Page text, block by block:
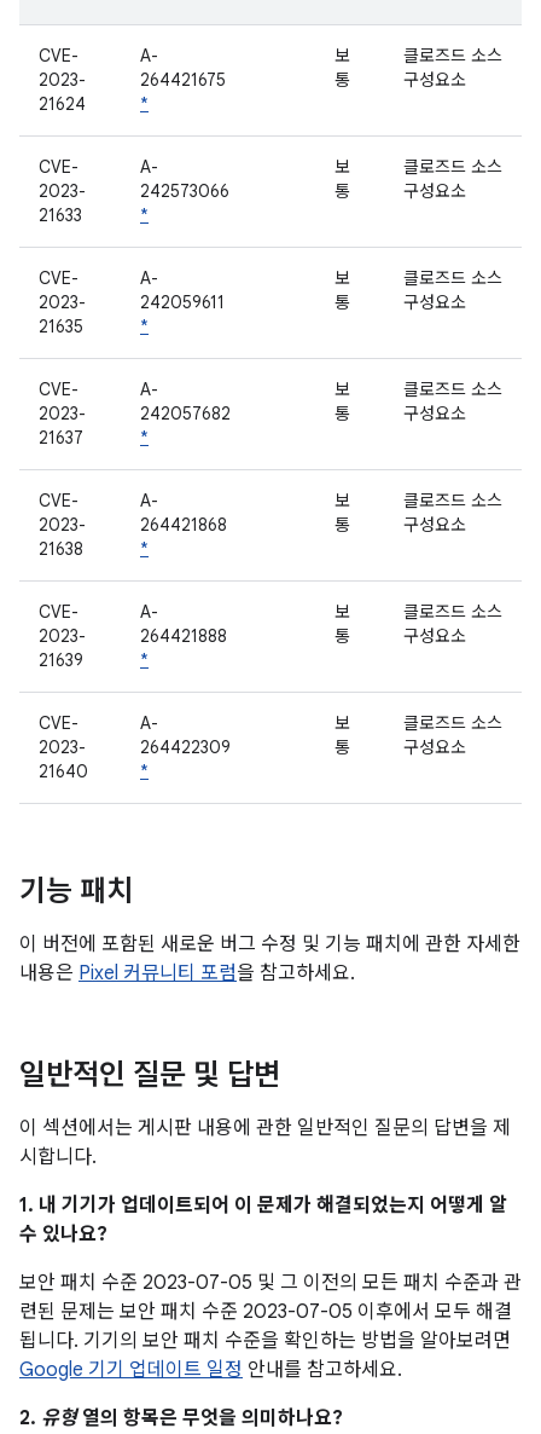
CVE-
2023-
21624
A-
264421675
*
보
통
클로즈드 소스
구성요소
CVE-
2023-
21633
A-
242573066
*
보
통
클로즈드 소스
구성요소
CVE-
2023-
21635
A-
242059611
*
보
통
클로즈드 소스
구성요소
CVE-
2023-
21637
A-
242057682
*
보
통
클로즈드 소스
구성요소
CVE-
2023-
21638
A-
264421868
*
보
통
클로즈드 소스
구성요소
CVE-
2023-
21639
A-
264421888
*
보
통
클로즈드 소스
구성요소
CVE-
2023-
21640
A-
264422309
*
보
통
클로즈드 소스
구성요소
기능 패치
이 버전에 포함된 새로운 버그 수정 및 기능 패치에 관한 자세한
내용은 Pixel 커뮤니티 포럼을 참고하세요.
일반적인 질문 및 답변
이 섹션에서는 게시판 내용에 관한 일반적인 질문의 답변을 제
시합니다.
1. 내 기기가 업데이트되어 이 문제가 해결되었는지 어떻게 알
수 있나요?
보안 패치 수준 2023-07-05 및 그 이전의 모든 패치 수준과 관
련된 문제는 보안 패치 수준 2023-07-05 이후에서 모두 해결
됩니다. 기기의 보안 패치 수준을 확인하는 방법을 알아보려면
Google 기기 업데이트 일정 안내를 참고하세요.
2. 유형열의 항목은 무엇을 의미하나요?